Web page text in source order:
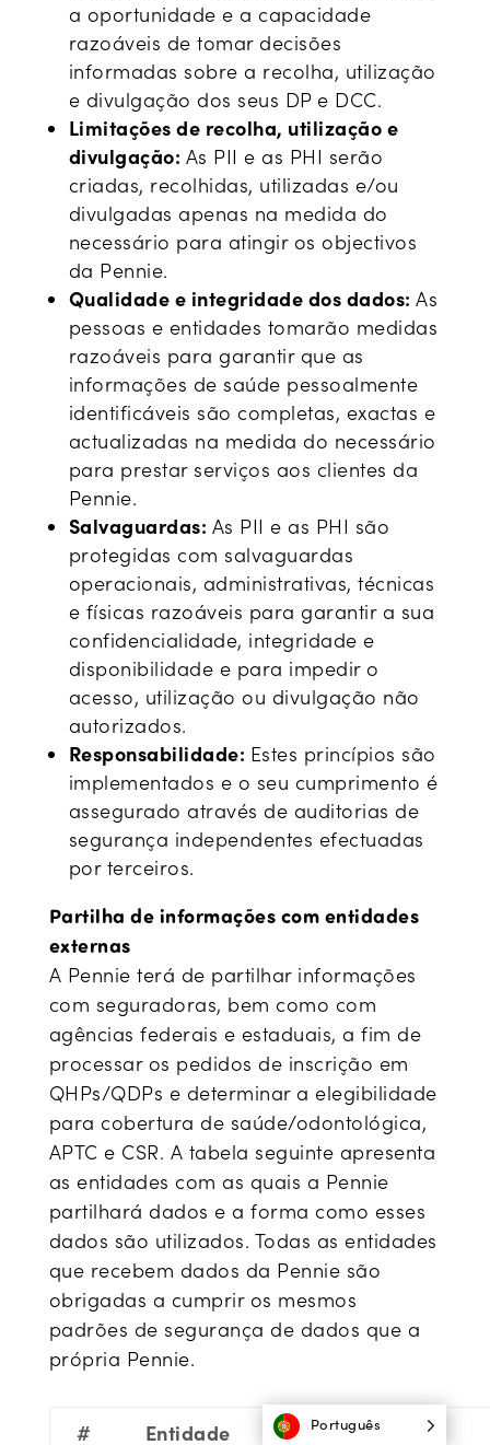
a oportunidade e a capacidade
razoáveis de tomar decisões
informadas sobre a recolha, utilização
e divulgação dos seus DP e DCC.
Limitações de recolha, utilização e
divulgação: As PII e as PHI serão
criadas, recolhidas, utilizadas e/ou
divulgadas apenas na medida do
necessário para atingir os objectivos
da Pennie.
Qualidade e integridade dos dados:As
pessoas e entidades tomarão medidas
razoáveis para garantir que as
informações de saúde pessoalmente
identificáveis são completas, exactas e
actualizadas na medida do necessário
para prestar serviços aos clientes da
Pennie.
Salvaguardas: As PII e as PHI são
protegidas com salvaguardas
operacionais, administrativas, técnicas
e físicas razoáveis para garantir a sua
confidencialidade, integridade e
disponibilidade e para impedir o
acesso, utilização ou divulgação não
autorizados.
Responsabilidade: Estes princípios são
implementados e o seu cumprimento é
assegurado através de auditorias de
segurança independentes efectuadas
por terceiros.
Partilha de informações com entidades
externas
A Pennie terá de partilhar informações
com seguradoras, bem como com
agências federais e estaduais, a fim de
processar os pedidos de inscrição em
QHPs/QDPs e determinar a elegibilidade
para cobertura de saúde/odontológica,
APTC e CSR. A tabela seguinte apresenta
as entidades com as quais a Pennie
partilhará dados e a forma como esses
dados são utilizados. Todas as entidades
que recebem dados da Pennie são
obrigadas a cumprir os mesmos
padrões de segurança de dados que a
própria Pennie.
# Entidade Dados
Português